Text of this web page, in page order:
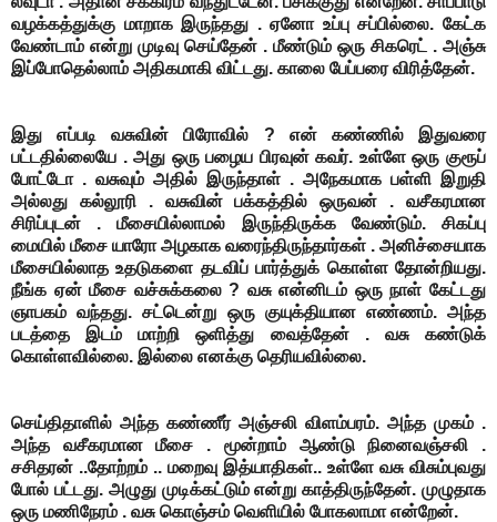
வழக்கத்துக்கு மாறாக இருந்தது . ஏனோ உப்பு சப்பில்லை. கேட்க
வேண்டாம் என்று முடிவு செய்தேன் . மீண்டும் ஒரு சிகரெட் . அஞ்சு
இப்போதெல்லாம் அதிகமாகி விட்டது. காலை பேப்பரை விரித்தேன்.
இது எப்படி வசுவின் பிரோவில் ? என் கண்ணில் இதுவரை
பட்டதில்லையே . அது ஒரு பழைய பிரவுன் கவர். உள்ளே ஒரு குரூப்
போட்டோ . வசுவும் அதில் இருந்தாள் . அநேகமாக பள்ளி இறுதி
அல்லது கல்லூரி . வசுவின் பக்கத்தில் ஒருவன் . வசீகரமான
சிரிப்புடன் . மீசையில்லாமல் இருந்திருக்க வேண்டும். சிகப்பு
மையில் மீசை யாரோ அழகாக வரைந்திருந்தார்கள் . அனிச்சையாக
மீசையில்லாத உதடுகளை தடவிப் பார்த்துக் கொள்ள தோன்றியது.
நீங்க ஏன் மீசை வச்சுக்கலை ? வசு என்னிடம் ஒரு நாள் கேட்டது
ஞாபகம் வந்தது. சட்டென்று ஒரு குயுக்தியான எண்ணம். அந்த
படத்தை இடம் மாற்றி ஒளித்து வைத்தேன் . வசு கண்டுக்
கொள்ளவில்லை. இல்லை எனக்கு தெரியவில்லை.
செய்திதாளில் அந்த கண்ணீர் அஞ்சலி விளம்பரம். அந்த முகம் .
அந்த வசீகரமான மீசை . மூன்றாம் ஆண்டு நினைவஞ்சலி .
சசிதரன் ..தோற்றம் .. மறைவு இத்யாதிகள்.. உள்ளே வசு விசும்புவது
போல் பட்டது. அழுது முடிக்கட்டும் என்று காத்திருந்தேன். முழுதாக
ஒரு மணிநேரம் . வசு கொஞ்சம் வெளியில் போகலாமா என்றேன்.